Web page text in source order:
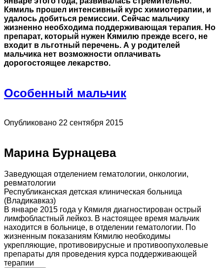
Кямиль прошел интенсивный курс химиотерапии, и
удалось добиться ремиссии. Сейчас мальчику
жизненно необходима поддерживающая терапия. Но
препарат, который нужен Кямилю прежде всего, не
входит в льготный перечень. А у родителей
мальчика нет возможности оплачивать
дорогостоящее лекарство.
Особенный мальчик
Опубликовано 22 сентября 2015
Марина Бурнацева
Заведующая отделением гематологии, онкологии,
ревматологии
Республиканская детская клиническая больница
(Владикавказ)
В январе 2015 года у Кямиля диагностирован острый
лимфобластный лейкоз. В настоящее время мальчик
находится в больнице, в отделении гематологии. По
жизненным показаниям Кямилю необходимы
укрепляющие, противовирусные и противоопухолевые
препараты для проведения курса поддерживающей
терапии